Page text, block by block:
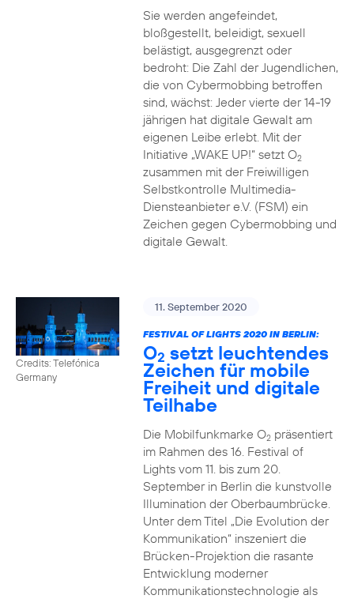
Sie werden angefeindet,
bloßgestellt, beleidigt, sexuell
belästigt, ausgegrenzt oder
bedroht: Die Zahl der Jugendlichen,
die von Cybermobbing betroffen
sind, wächst: Jeder vierte der 14-19
jährigen hat digitale Gewalt am
eigenen Leibe erlebt. Mit der
Initiative „WAKE UP!“ setzt O2
zusammen mit der Freiwilligen
Selbstkontrolle Multimedia-
Diensteanbieter e.V. (FSM) ein
Zeichen gegen Cybermobbing und
digitale Gewalt.
Credits: Telefónica
Germany
11. September 2020
FESTIVAL OF LIGHTS 2020 IN BERLIN:
O2 setzt leuchtendes
Zeichen für mobile
Freiheit und digitale
Teilhabe
Die Mobilfunkmarke O2präsentiert
im Rahmen des 16. Festival of
Lights vom 11. bis zum 20.
September in Berlin die kunstvolle
Illumination der Oberbaumbrücke.
Unter dem Titel „Die Evolution der
Kommunikation“ inszeniert die
Brücken-Projektion die rasante
Entwicklung moderner
Kommunikationstechnologie als